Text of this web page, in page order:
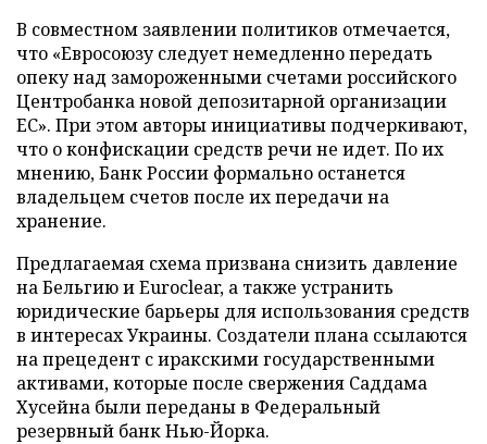
В совместном заявлении политиков отмечается,
что «Евросоюзу следует немедленно передать
опеку над замороженными счетами российского
Центробанка новой депозитарной организации
ЕС». При этом авторы инициативы подчеркивают,
что о конфискации средств речи не идет. По их
мнению, Банк России формально останется
владельцем счетов после их передачи на
хранение.
Предлагаемая схема призвана снизить давление
на Бельгию и Euroclear, а также устранить
юридические барьеры для использования средств
в интересах Украины. Создатели плана ссылаются
на прецедент с иракскими государственными
активами, которые после свержения Саддама
Хусейна были переданы в Федеральный
резервный банк Нью-Йорка.